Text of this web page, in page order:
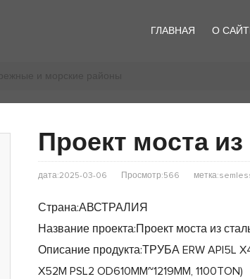
ГЛАВНАЯ О
Проект моста
дата:2025-03-06 Просмотр:566
Страна:АВСТРАЛИЯ
Название проекта:Проект моста из
Описание продукта:ТРУБА ERW API5L
X52M PSL2 OD610MM~1219MM, 1100TON)